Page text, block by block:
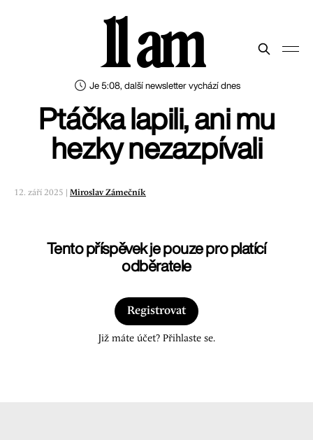
Je 5:08, další newsletter vychází dnes
11 am
Ptáčka lapili, ani mu
hezky nezazpívali
12. září 2025 | Miroslav Zámečník
Tento příspěvek je pouze pro platící
odběratele
Registrovat
Již máte účet? Přihlaste se.